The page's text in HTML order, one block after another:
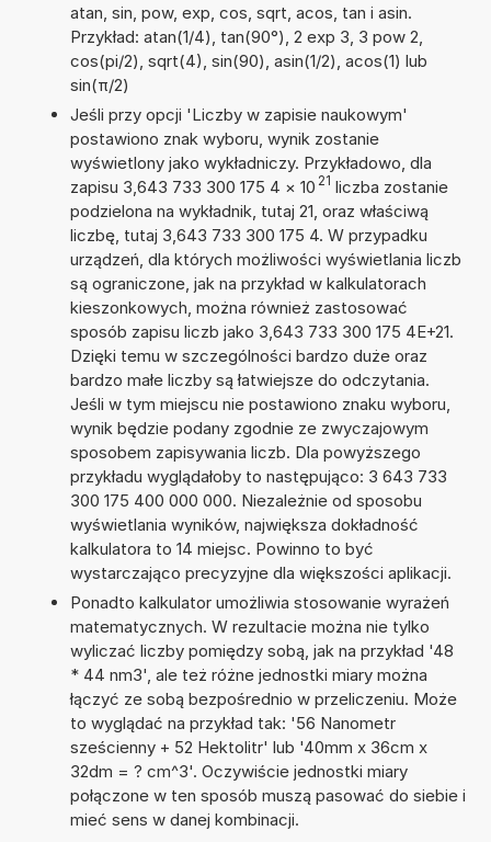
atan, sin, pow, exp, cos, sqrt, acos, tan i asin.
Przykład: atan(1/4), tan(90°), 2 exp 3, 3 pow 2,
cos(pi/2), sqrt(4), sin(90), asin(1/2), acos(1) lub
sin(π/2)
Jeśli przy opcji 'Liczby w zapisie naukowym'
postawiono znak wyboru, wynik zostanie
wyświetlony jako wykładniczy. Przykładowo, dla
zapisu 3,643 733 300 175 4 × 10 21 liczba zostanie
podzielona na wykładnik, tutaj 21, oraz właściwą
liczbę, tutaj 3,643 733 300 175 4. W przypadku
urządzeń, dla których możliwości wyświetlania liczb
są ograniczone, jak na przykład w kalkulatorach
kieszonkowych, można również zastosować
sposób zapisu liczb jako 3,643 733 300 175 4E+21.
Dzięki temu w szczególności bardzo duże oraz
bardzo małe liczby są łatwiejsze do odczytania.
Jeśli w tym miejscu nie postawiono znaku wyboru,
wynik będzie podany zgodnie ze zwyczajowym
sposobem zapisywania liczb. Dla powyższego
przykładu wyglądałoby to następująco: 3 643 733
300 175 400 000 000. Niezależnie od sposobu
wyświetlania wyników, największa dokładność
kalkulatora to 14 miejsc. Powinno to być
wystarczająco precyzyjne dla większości aplikacji.
Ponadto kalkulator umożliwia stosowanie wyrażeń
matematycznych. W rezultacie można nie tylko
wyliczać liczby pomiędzy sobą, jak na przykład '48
* 44 nm3', ale też różne jednostki miary można
łączyć ze sobą bezpośrednio w przeliczeniu. Może
to wyglądać na przykład tak: '56 Nanometr
sześcienny + 52 Hektolitr' lub '40mm x 36cm x
32dm = ? cm^3'. Oczywiście jednostki miary
połączone w ten sposób muszą pasować do siebie i
mieć sens w danej kombinacji.